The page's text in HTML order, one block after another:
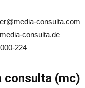
consulta.com
consulta.de
224
consulta (mc)